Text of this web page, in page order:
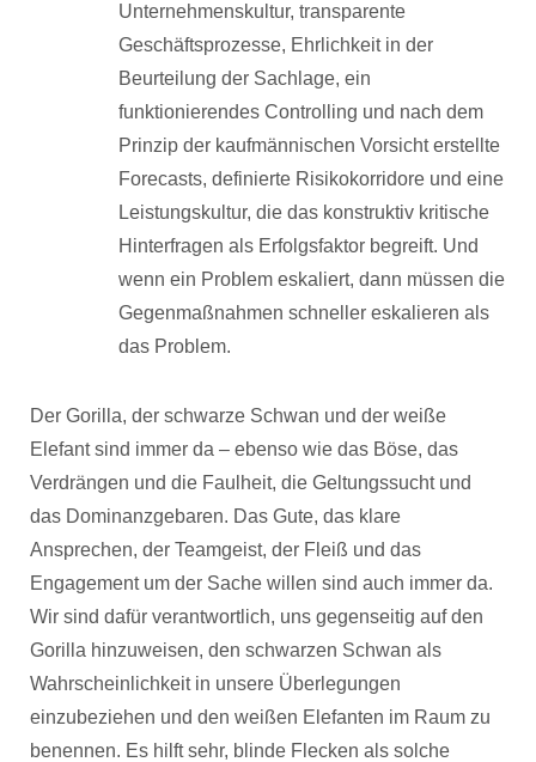
Unternehmenskultur, transparente
Geschäftsprozesse, Ehrlichkeit in der
Beurteilung der Sachlage, ein
funktionierendes Controlling und nach dem
Prinzip der kaufmännischen Vorsicht erstellte
Forecasts, definierte Risikokorridore und eine
Leistungskultur, die das konstruktiv kritische
Hinterfragen als Erfolgsfaktor begreift. Und
wenn ein Problem eskaliert, dann müssen die
Gegenmaßnahmen schneller eskalieren als
das Problem.
Der Gorilla, der schwarze Schwan und der weiße
Elefant sind immer da – ebenso wie das Böse, das
Verdrängen und die Faulheit, die Geltungssucht und
das Dominanzgebaren. Das Gute, das klare
Ansprechen, der Teamgeist, der Fleiß und das
Engagement um der Sache willen sind auch immer da.
Wir sind dafür verantwortlich, uns gegenseitig auf den
Gorilla hinzuweisen, den schwarzen Schwan als
Wahrscheinlichkeit in unsere Überlegungen
einzubeziehen und den weißen Elefanten im Raum zu
benennen. Es hilft sehr, blinde Flecken als solche